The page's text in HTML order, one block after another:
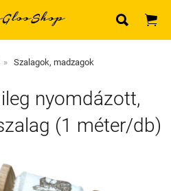
 
» Szalagok, madzagok
nyomdázott,
(1 méter/db)